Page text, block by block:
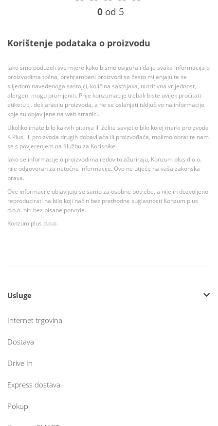
0 od 5
Korištenje podataka o proizvodu
Iako smo poduzeli sve mjere kako bismo osigurali da je svaka informacija o
proizvodima točna, prehrambeni proizvodi se često mijenjaju te se
slijedom navedenoga sastojci, količina sastojaka, nutritivna vrijednost,
alergeni mogu promjeniti. Prije konzumacije trebali biste uvijek pročitati
etiketu tj. deklaraciju proizvoda, a ne se oslanjati isključivo na informacije
koje su objavljene na web stranici.
Ukoliko imate bilo kakvih pitanja ili želite savjet o bilo kojoj marki proizvoda
K Plus, ili proizvoda drugih dobavljača ili proizvođača, molimo obratite nam
se s povjerenjem na Službu za Korisnike.
Iako se informacije o proizvodima redovito ažuriraju, Konzum plus d.o.o.
nije odgovoran za netočne informacije. Ovo ne utječe na vaša zakonska
prava.
Ove informacije objavljuju se samo za osobne potrebe, a nije ih dozvoljeno
reproducirati na bilo koji način bez prethodne suglasnosti Konzum plus
d.o.o. niti bez pisane potvrde.
Konzum plus d.o.o.
Usluge
Internet trgovina
Dostava
Drive In
Express dostava
Pokupi